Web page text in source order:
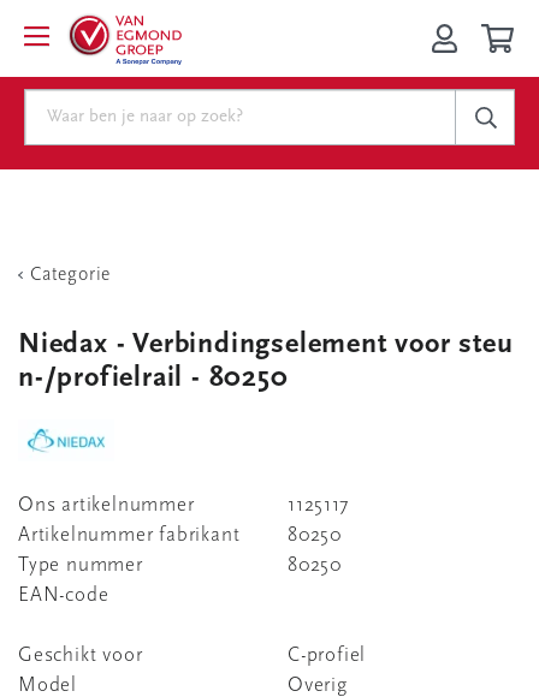
Categorie
Niedax - Verbindingselement voor steu
n-/profielrail - 80250
Ons artikelnummer
1125117
Artikelnummer fabrikant
80250
Type nummer
80250
EAN-code
Geschikt voor
C-profiel
Model
Overig